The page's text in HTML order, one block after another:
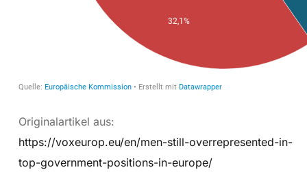
Originalartikel aus:
https://voxeurop.eu/en/men-still-overrepresented-in-
top-government-positions-in-europe/